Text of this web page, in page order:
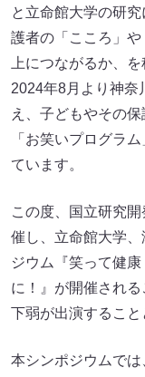
と立命館大学の研
護者の「こころ」
上につながるか、
2024年8月より神奈
え、子どもやその
「お笑いプログラ
ています。
この度、国立研究
催し、立命館大学
ジウム『笑って健
に！』が開催され
下弱が出演すること
本シンポジウムでは